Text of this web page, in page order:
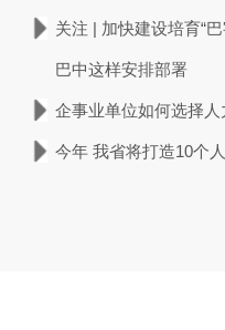
关注 | 加快建设培育“
巴中这样安排部署
企事业单位如何选择
今年 我省将打造10个